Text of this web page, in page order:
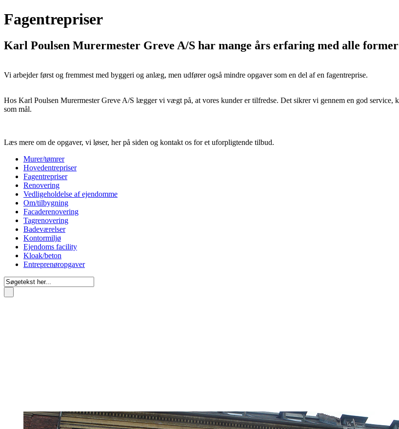
Fagentrepriser
Karl Poulsen Murermester Greve A/S har mange års erfaring med alle
Vi arbejder først og fremmest med byggeri og anlæg, men udfører også mindre opgaver som en del af en fagentreprise.
Hos Karl Poulsen Murermester Greve A/S lægger vi vægt på, at vores kunder er tilfredse. Det sikrer vi gennem en god
som mål.
Læs mere om de opgaver, vi løser, her på siden og kontakt os for et uforpligtende tilbud.
Murer/tømrer
Hovedentrepriser
Fagentrepriser
Renovering
Vedligeholdelse af ejendomme
Om/tilbygning
Facaderenovering
Tagrenovering
Badeværelser
Kontormiljø
Ejendoms facility
Kloak/beton
Entreprenøropgaver